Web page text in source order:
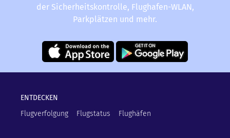
der Sicherheitskontrolle, Flughafen-WLAN,
Parkplätzen und mehr.
ENTDECKEN
Flugverfolgung
Flugstatus Flughäfen